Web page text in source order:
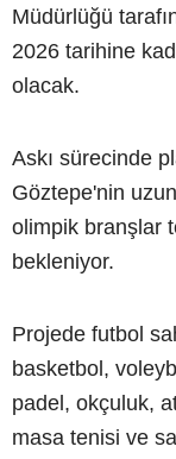
Müdürlüğü
2026 tarihine
olacak.
Askı sürecinde
Göztepe'nin
olimpik branşlar
bekleniyor.
Projede futbol
basketbol,
padel, okçuluk,
masa tenisi ve